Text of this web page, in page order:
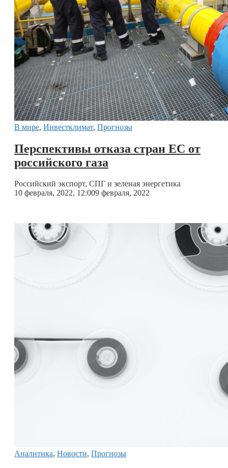
В мире, Инвестклимат, Прогнозы
Перспективы отказа стран ЕС от
российского газа
Российский экспорт, СПГ и зеленая энергетика
10 февраля, 2022, 12:009 февраля, 2022
Аналитика, Новости, Прогнозы